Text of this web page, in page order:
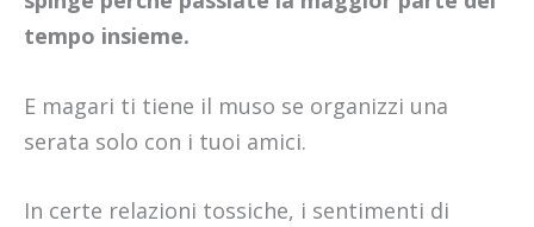
tempo insieme.
E magari ti tiene il muso se organizzi una
serata solo con i tuoi amici.
In certe relazioni tossiche, i sentimenti di